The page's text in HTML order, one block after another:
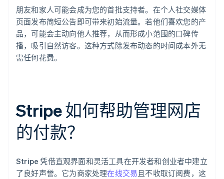
朋友和家人可能会成为您的首批支持者。在个人社交媒体
页面发布简短公告即可带来初始流量。若他们喜欢您的产
品，可能会主动向他人推荐，从而形成小范围的口碑传
播，吸引自然访客。这种方式除发布动态的时间成本外无
需任何花费。
Stripe 如何帮助管理网店
的付款？
Stripe 凭借直观界面和灵活工具在开发者和创业者中建立
了良好声誉。它为商家处理在线交易 且不收取订阅费，这